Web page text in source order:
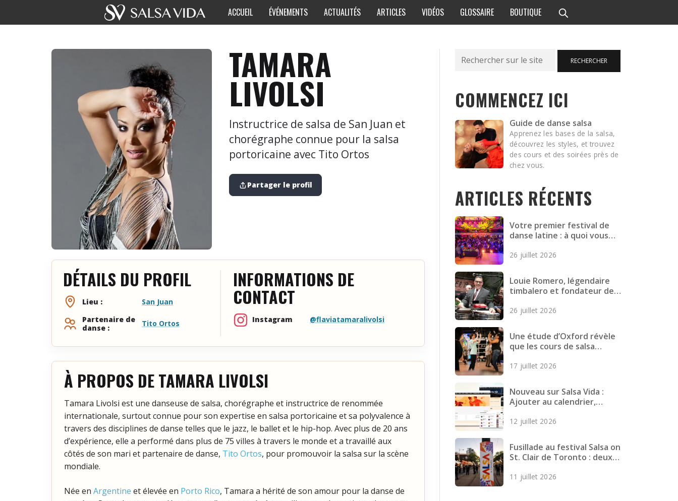
ACCUEIL ÉVÉNEMENTS ACTUALITÉS ARTICLES VIDÉOS GLOSSAIRE BOUTIQUE
TAMARA
LIVOLSI
Instructrice de salsa de San Juan et
chorégraphe connue pour la salsa
portoricaine avec Tito Ortos
Partager le profil
DÉTAILS DU PROFIL
Lieu :
San Juan
Partenaire de
danse :
Tito Ortos
INFORMATIONS DE
CONTACT
Instagram @flaviatamaralivolsi
À PROPOS DE TAMARA LIVOLSI
Tamara Livolsi est une danseuse de salsa, chorégraphe et instructrice de renommée
internationale, surtout connue pour son expertise en salsa portoricaine et sa polyvalence à
travers des disciplines de danse telles que le jazz, le ballet et le hip-hop. Avec plus de 20 ans
d’expérience, elle a performé dans plus de 75 villes à travers le monde et a travaillé aux
côtés de son mari et partenaire de danse, Tito Ortos, pour promouvoir la salsa sur la scène
mondiale.
Née en Argentine et élevée en Porto Rico, Tamara a hérité de son amour pour la danse de
Rechercher
RECHERCHER
COMMENCEZ ICI
Guide de danse salsa
Apprenez les bases de la salsa,
découvrez les styles, et trouvez
des cours et des soirées près de
chez vous.
ARTICLES RÉCENTS
Votre premier festival de
danse latine : à quoi vous
préparer et quoi emporter
26 juillet 2026
Louie Romero, légendaire
timbalero et fondateur de
26 juillet 2026
Une étude d’Oxford révèle
que les cours de salsa
dépressifs chez les jeunes
17 juillet 2026
Nouveau sur Salsa Vida :
Ajouter au calendrier,
rapides et plus encore
12 juillet 2026
Fusillade au festival Salsa on
St. Clair de Toronto : deux
11 juillet 2026